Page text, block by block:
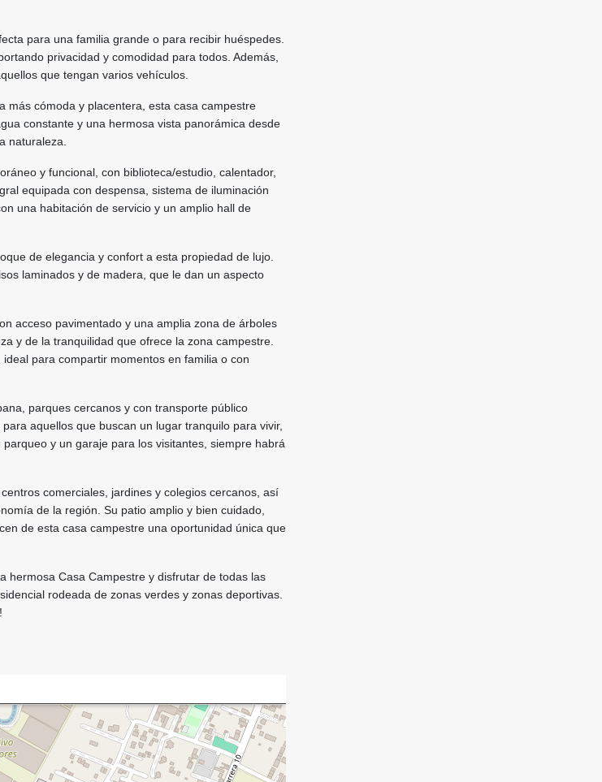
para una familia grande o para recibir huéspedes.
privacidad y comodidad para todos. Además,
que tengan varios vehículos.
más cómoda y placentera, esta casa campestre
constante y una hermosa vista panorámica desde
naturaleza.
y funcional, con biblioteca/estudio, calentador,
equipada con despensa, sistema de iluminación
una habitación de servicio y un amplio hall de
de elegancia y confort a esta propiedad de lujo.
laminados y de madera, que le dan un aspecto
acceso pavimentado y una amplia zona de árboles
y de la tranquilidad que ofrece la zona campestre.
para compartir momentos en familia o con
parques cercanos y con transporte público
aquellos que buscan un lugar tranquilo para vivir,
y un garaje para los visitantes, siempre habrá
comerciales, jardines y colegios cercanos, así
de la región. Su patio amplio y bien cuidado,
de esta casa campestre una oportunidad única que
hermosa Casa Campestre y disfrutar de todas las
rodeada de zonas verdes y zonas deportivas.